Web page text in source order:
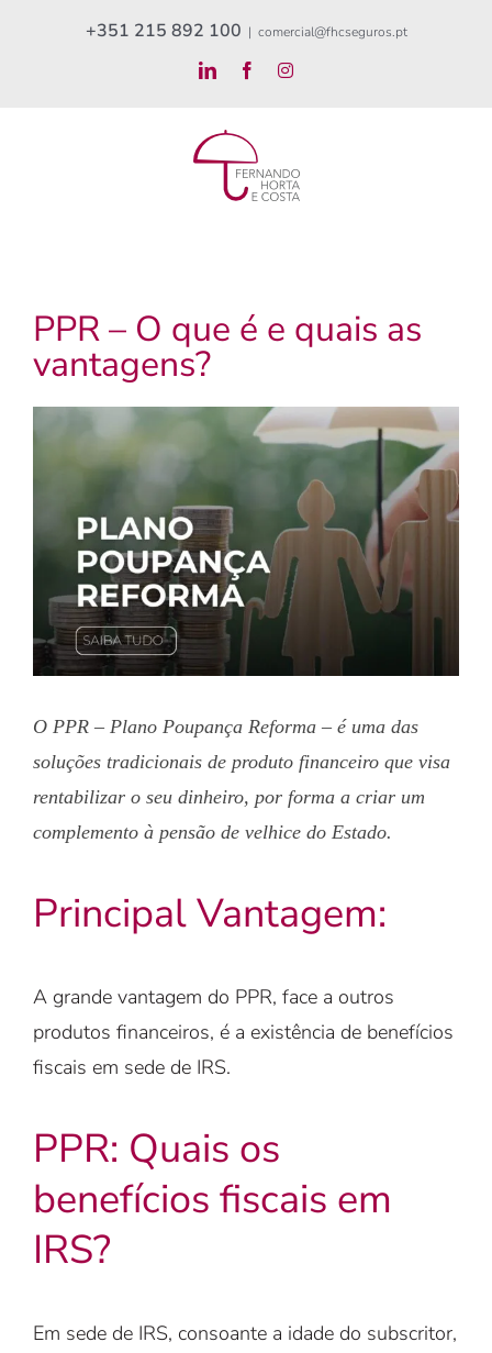
+351 215 892 100 | comercial@fhcseguros.pt
LinkedInFacebookInstagram
PPR – O que é e quais as
vantagens?
Larger
O PPR – Plano Poupança Reforma – é uma das
soluções tradicionais de produto financeiro que visa
rentabilizar o seu dinheiro, por forma a criar um
complemento à pensão de velhice do Estado.
Principal Vantagem:
A grande vantagem do PPR, face a outros
produtos financeiros, é a existência de benefícios
fiscais em sede de IRS.
PPR: Quais os
benefícios fiscais em
IRS?
Em sede de IRS, consoante a idade do subscritor,